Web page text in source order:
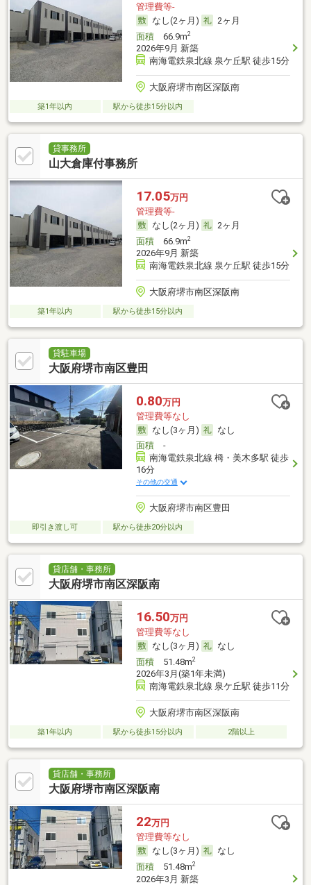
管理費等-
なし(2ヶ月)
2ヶ月
面積66.9m2
2026年9月 新築
南海電鉄泉北線 泉ケ丘駅 徒歩15分
大阪府堺市南区深阪南
築1年以内 駅から徒歩15分以内
貸事務所
山大倉庫付事務所
17.05万円
管理費等-
なし(2ヶ月)
2ヶ月
面積66.9m2
2026年9月 新築
南海電鉄泉北線 泉ケ丘駅 徒歩15分
大阪府堺市南区深阪南
築1年以内 駅から徒歩15分以内
貸駐車場
大阪府堺市南区豊田
0.80万円
管理費等なし
なし(3ヶ月)
なし
面積-
南海電鉄泉北線 栂・美木多駅 徒歩
16分
その他の交通
大阪府堺市南区豊田
即引き渡し可 駅から徒歩20分以内
貸店舗・事務所
大阪府堺市南区深阪南
16.50万円
管理費等なし
なし(3ヶ月)
なし
面積51.48m2
2026年3月(築1年未満)
南海電鉄泉北線 泉ケ丘駅 徒歩11分
大阪府堺市南区深阪南
築1年以内 駅から徒歩15分以内 2階以上
貸店舗・事務所
大阪府堺市南区深阪南
22万円
管理費等なし
なし(3ヶ月)
なし
面積51.48m2
2026年3月 新築